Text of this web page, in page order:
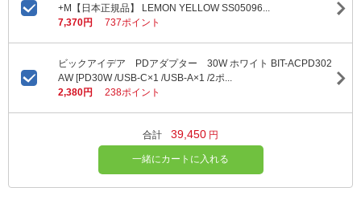
+M【日本正規品】 LEMON YELLOW SS05096...
7,370円
737ポイント
ビックアイデア PDアダプター 30W ホワイト BIT-ACPD302
AW [PD30W /USB-C×1 /USB-A×1 /2ポ...
2,380円
238ポイント
合計 39,450 円
一緒にカートに入れる